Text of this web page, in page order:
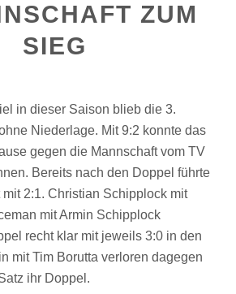
ZUM
SIEG
in dieser Saison blieb die 3.
Niederlage. Mit 9:2 konnte das
gegen die Mannschaft vom TV
Bereits nach den Doppel führte
2:1. Christian Schipplock mit
mit Armin Schipplock
recht klar mit jeweils 3:0 in den
mit Tim Borutta verloren dagegen
ihr Doppel.